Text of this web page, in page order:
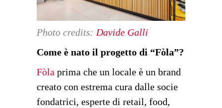
Photo credits: Davide Galli
Come è nato il progetto di “Fòla”?
Fòla prima che un locale è un brand
creato con estrema cura dalle socie
fondatrici, esperte di retail, food,